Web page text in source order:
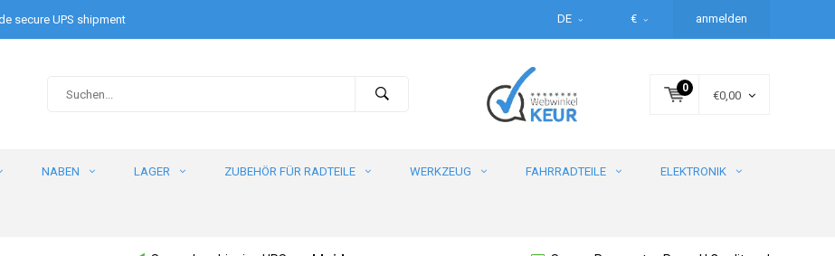
secure UPS shipment DE € anmelden
0
€0,00
NABEN LAGER ZUBEHÖR FÜR RADTEILE WERKZEUG FAHRRADTEILE ELEKTRONIK